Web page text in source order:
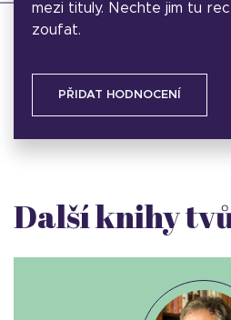
mezi tituly. Nechte jim tu
zoufat.
PŘIDAT HODNOCENÍ
Další knihy